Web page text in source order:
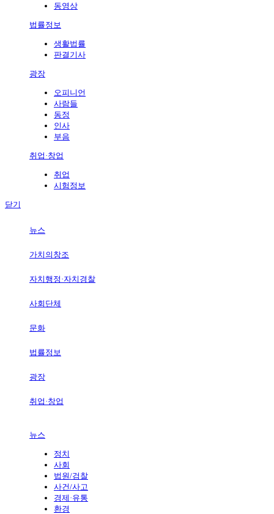
동영상
법률정보
생활법률
판결기사
광장
오피니언
사람들
동정
인사
부음
취업·창업
취업
시험정보
닫기
뉴스
가치의창조
자치행정·자치경찰
사회단체
문화
법률정보
광장
취업·창업
뉴스
정치
사회
법원/검찰
사건/사고
경제·유통
환경